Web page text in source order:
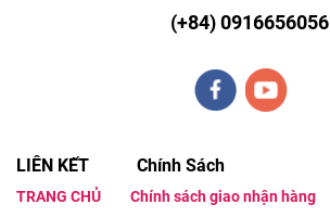
(+84)0916656056
LIÊN KẾT Chính Sách
TRANG CHỦ
Chính sách giao nhận hàng